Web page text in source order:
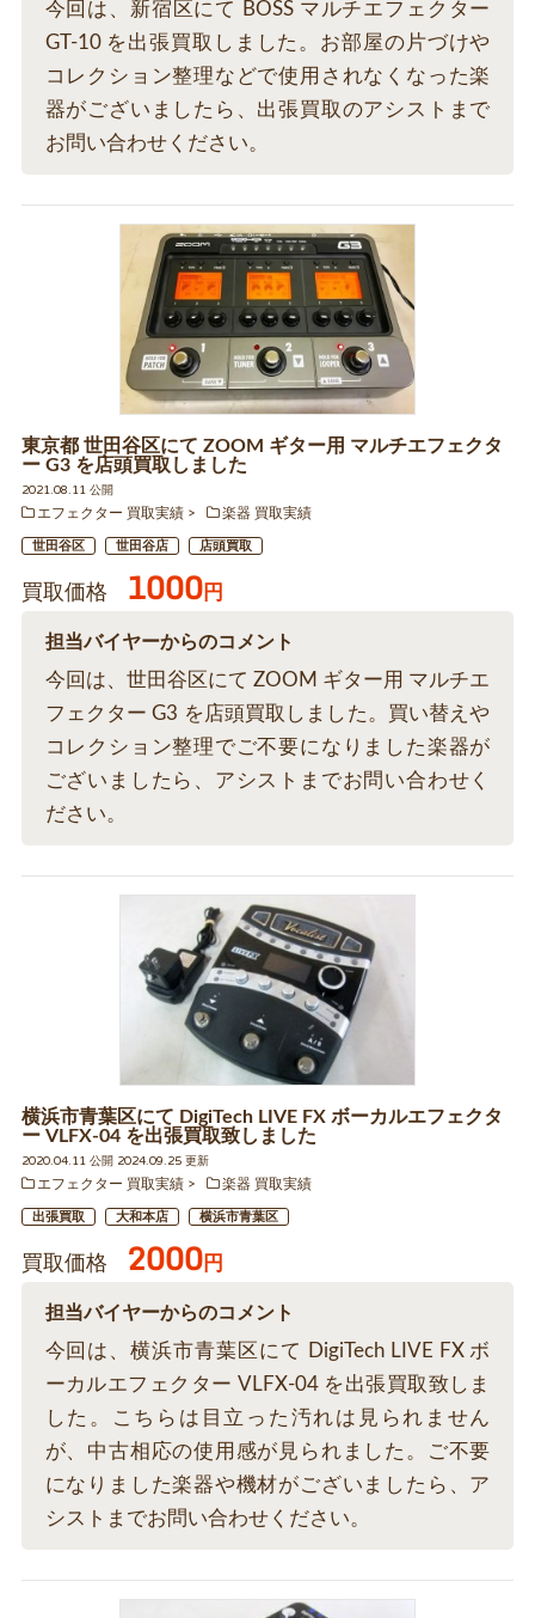
今回は、新宿区にて BOSS マルチエフェクター
GT-10 を出張買取しました。お部屋の片づけや
コレクション整理などで使用されなくなった楽
器がございましたら、出張買取のアシストまで
お問い合わせください。
東京都 世田谷区にて ZOOM ギター用 マルチエフェクタ
ー G3 を店頭買取しました
2021.08.11 公開
エフェクター 買取実績
楽器 買取実績
世田谷区 世田谷店 店頭買取
買取価格 1000円
担当バイヤーからのコメント
今回は、世田谷区にて ZOOM ギター用 マルチエ
フェクター G3 を店頭買取しました。買い替えや
コレクション整理でご不要になりました楽器が
ございましたら、アシストまでお問い合わせく
ださい。
横浜市青葉区にて DigiTech LIVE FX ボーカルエフェクタ
ー VLFX-04 を出張買取致しました
2020.04.11 公開 2024.09.25 更新
エフェクター 買取実績
楽器 買取実績
出張買取 大和本店 横浜市青葉区
買取価格 2000円
担当バイヤーからのコメント
今回は、横浜市青葉区にて DigiTech LIVE FX ボ
ーカルエフェクター VLFX-04 を出張買取致しま
した。こちらは目立った汚れは見られません
が、中古相応の使用感が見られました。ご不要
になりました楽器や機材がございましたら、ア
シストまでお問い合わせください。